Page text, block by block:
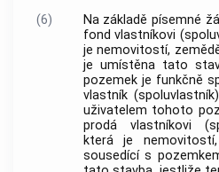
(6)
Na základě písemné
fond vlastníkovi
jenemovitostí,
je umístěna tato
pozemek je funkčně
vlastník
uživatelem tohoto
prodá vlastníkovi
která je nemovitostí
sousedící s